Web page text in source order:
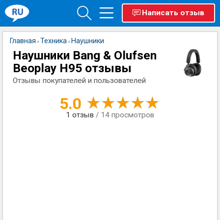
Написать отзыв
Главная › Техника › Наушники
Наушники Bang & Olufsen
Beoplay H95 отзывы
Отзывы покупателей и пользователей
5.0
1 отзыв / 14 просмотров